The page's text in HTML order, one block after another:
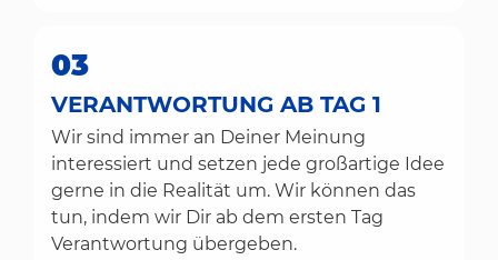
03
VERANTWORTUNG AB TAG 1
Wir sind immer an Deiner Meinung
interessiert und setzen jede großartige Idee
gerne in die Realität um. Wir können das
tun, indem wir Dir ab dem ersten Tag
Verantwortung übergeben.